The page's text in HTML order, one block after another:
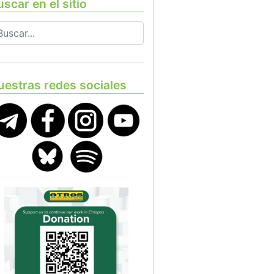
en el sitio
redes sociales